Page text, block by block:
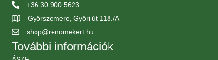
+36 30 900 5623
Győrszemere, Győri út 118./A
shop@renomekert.hu
További információk